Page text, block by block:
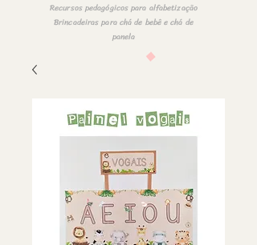
Recursos pedagógicos para alfabetização
Brincadeiras para chá de bebê e chá de
panela